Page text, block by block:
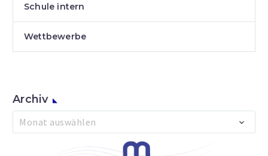
Schule intern
Wettbewerbe
Archiv
Archiv
Monat auswählen